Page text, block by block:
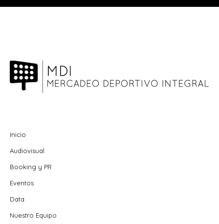
Inicio
Audiovisual
Booking y PR
Eventos
Data
Nuestro Equipo